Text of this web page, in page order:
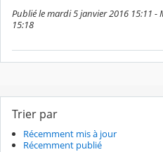
Publié le mardi 5 janvier 2016 15:11
15:18
Trier par
Récemment mis à jour
Récemment publié